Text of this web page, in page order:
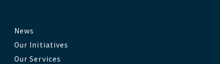
News
Our Initiatives
Our Services